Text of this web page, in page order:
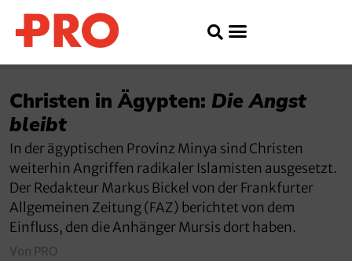
Christen in Ägypten: Die Angst
bleibt
In der ägyptischen Provinz Minya sind Christen
weiterhin Angriffen radikaler Islamisten ausgesetzt.
Der Redakteur Markus Bickel von der Frankfurter
Allgemeinen Zeitung (FAZ) berichtet von dem
Einfluss, den die Anhänger Mursis dort haben.
Von PRO